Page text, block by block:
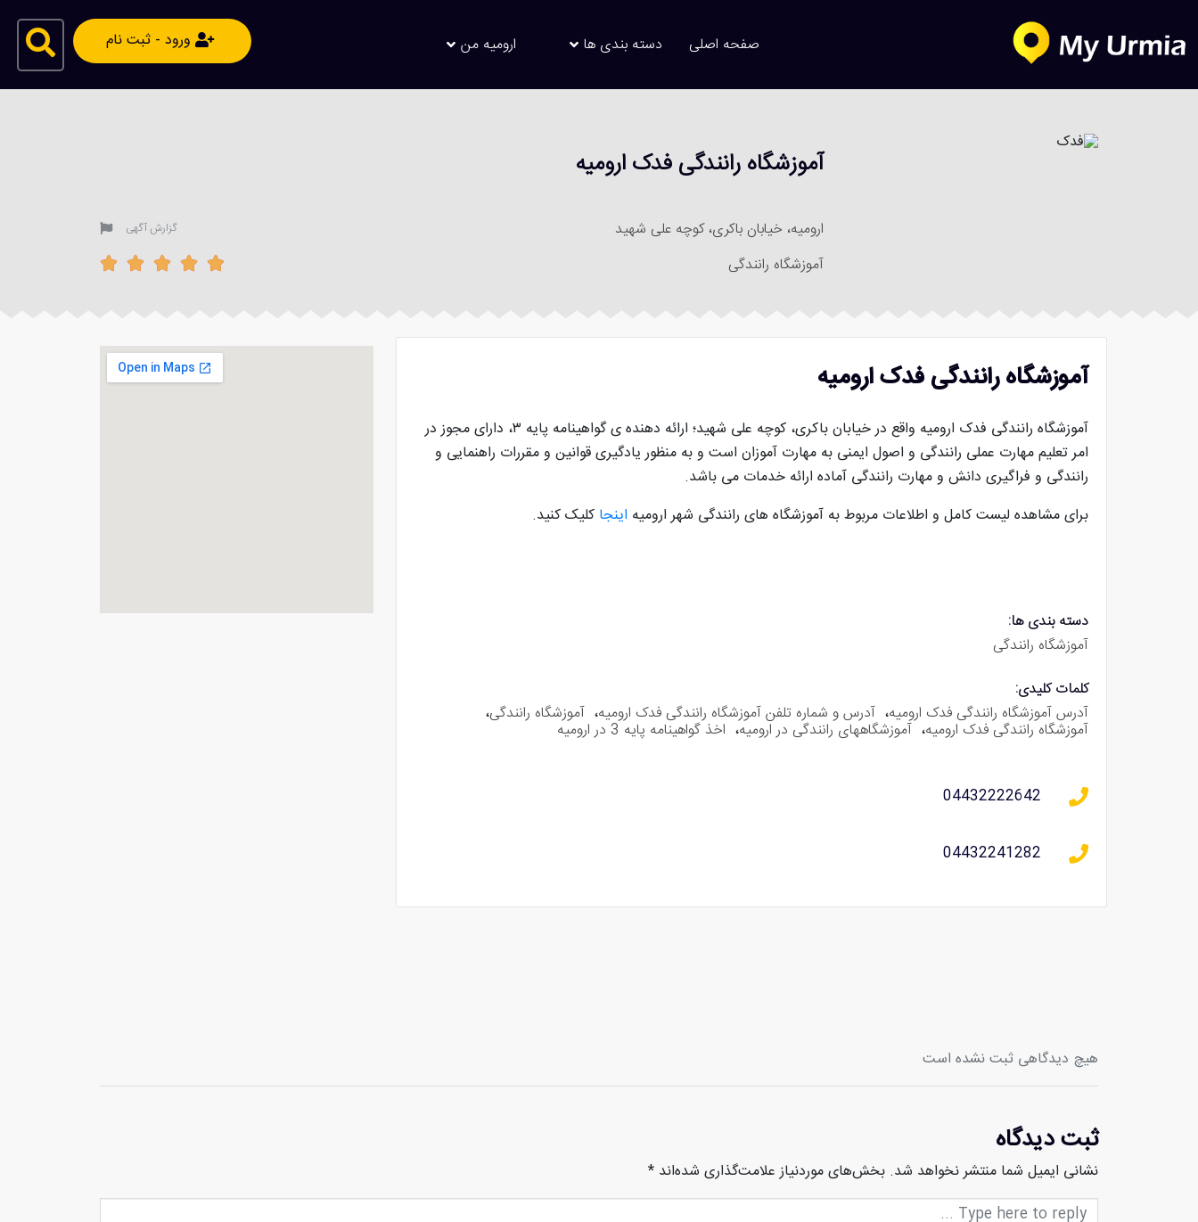
صفحه اصلی دسته بندی ها ارومیه من ورود - ثبت نام
آموزشگاه رانندگی فدک ارومیه
ارومیه، خیابان باکری، کوچه علی شهید
آموزشگاه رانندگی
گزارش آگهی





آموزشگاه رانندگی فدک ارومیه
آموزشگاه رانندگی فدک ارومیه واقع در خیابان باکری، کوچه علی شهید؛ ارائه دهنده ی گواهینامه پایه ۳، دارای مجوز در
امر تعلیم مهارت عملی رانندگی و اصول ایمنی به مهارت ­آموزان است و به منظور یادگیری قوانین و مقررات راهنمایی و
رانندگی و فراگیری دانش و مهارت رانندگی آماده ارائه خدمات می باشد.
برای مشاهده لیست کامل و اطلاعات مربوط به آموزشگاه های رانندگی شهر ارومیه اینجا کلیک کنید.
دسته بندی ها:
آموزشگاه رانندگی
کلمات کلیدی:
آدرس آموزشگاه رانندگی فدک ارومیه، آدرس و شماره تلفن آموزشگاه رانندگی فدک ارومیه، آموزشگاه رانندگی،
آموزشگاه رانندگی فدک ارومیه، آموزشگاههای رانندگی در ارومیه، اخذ گواهینامه پایه 3 در ارومیه
04432222642
04432241282
هیچ دیدگاهی ثبت نشده است
ثبت دیدگاه
نشانی ایمیل شما منتشر نخواهد شد. بخش‌های موردنیاز علامت‌گذاری شده‌اند *
متن